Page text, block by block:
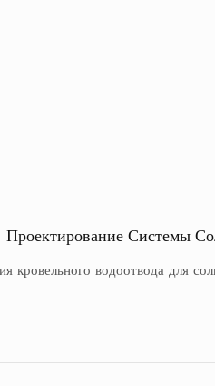
Проектирование Системы
кровельного водоотвода для